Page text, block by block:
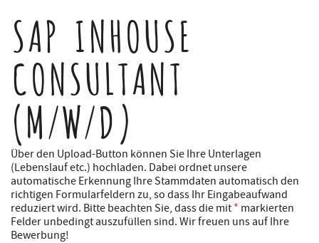
SAP INHOUSE
CONSULTANT
(M/W/D)
Über den Upload-Button können Sie Ihre Unterlagen
(Lebenslauf etc.) hochladen. Dabei ordnet unsere
automatische Erkennung Ihre Stammdaten automatisch den
richtigen Formularfeldern zu, so dass Ihr Eingabeaufwand
reduziert wird. Bitte beachten Sie, dass die mit * markierten
Felder unbedingt auszufüllen sind. Wir freuen uns auf Ihre
Bewerbung!